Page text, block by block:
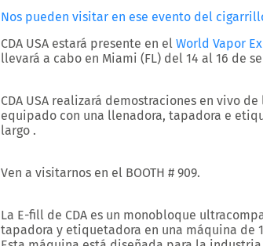
Nos pueden visitar en ese evento del
CDA USA estará presente en el World Vapor
llevará a cabo en Miami (FL) del 14 al 16 de
CDA USA realizará demostraciones en vivo de
equipado con una llenadora, tapadora e
largo .
Ven a visitarnos en el BOOTH # 909.
La E-fill de CDA es un monobloque
tapadora y etiquetadora en una máquina de